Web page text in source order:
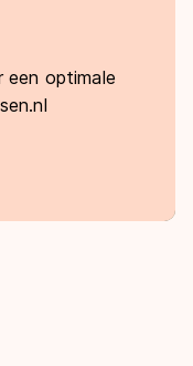
een optimale